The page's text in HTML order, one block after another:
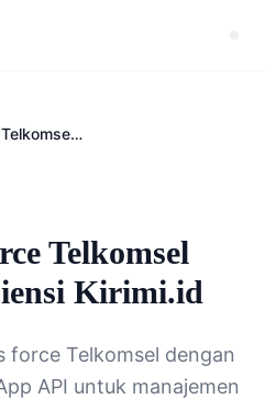
Tugas Sales Force Telkomsel dan Solusi Efisiensi Kirimi.id
Telkomsel
Kirimi.id
force Telkomsel dengan
API untuk manajemen